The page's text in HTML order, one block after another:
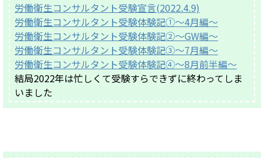
労働衛生コンサルタント受験宣言(2022.4.9)
労働衛生コンサルタント受験体験記①〜4月編〜
労働衛生コンサルタント受験体験記②〜GW編〜
労働衛生コンサルタント受験体験記③〜7月編〜
労働衛生コンサルタント受験体験記④〜8月前半編〜
結局2022年は忙しくて受験すらできずに終わってしま
いました